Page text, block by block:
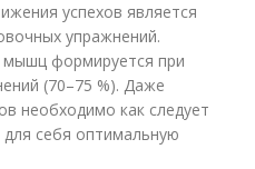
успехов является
упражнений.
формируется при
(70–75 %). Даже
необходимо как следует
себя оптимальную